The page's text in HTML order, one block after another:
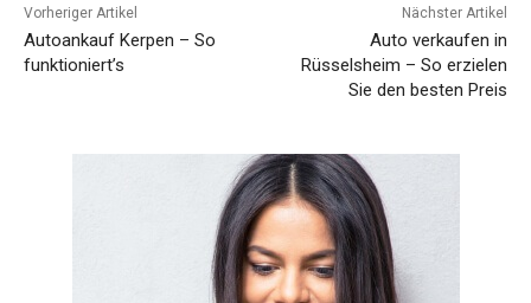
Vorheriger Artikel
Autoankauf Kerpen – So
funktioniert’s
Nächster Artikel
Auto verkaufen in
Rüsselsheim – So erzielen
Sie den besten Preis